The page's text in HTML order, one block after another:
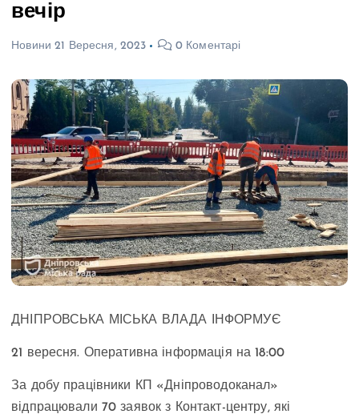
вечір
Новини 21 Вересня, 2023 0 Коментарі
ДНІПРОВСЬКА МІСЬКА ВЛАДА ІНФОРМУЄ
21 вересня. Оперативна інформація на 18:00
За добу працівники КП «Дніпроводоканал»
відпрацювали 70 заявок з Контакт-центру, які